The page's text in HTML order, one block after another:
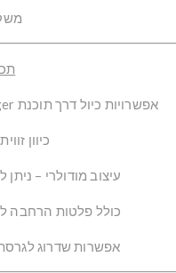
אפשרויות כיול דרך תוכנת
כיוון
עיצוב מודולרי –
כולל פלטות הרחבה
אפשרות שדרוג